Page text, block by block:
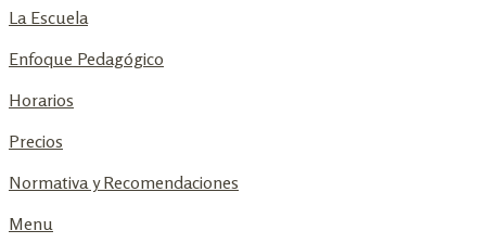
La Escuela
Enfoque Pedagógico
Horarios
Precios
Normativa y Recomendaciones
Menu